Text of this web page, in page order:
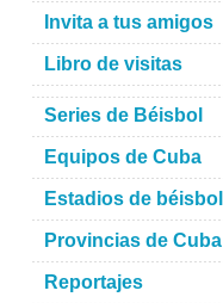
Invita a tus amigos
Libro de visitas
Series de Béisbol
Equipos de Cuba
Estadios de béisbol
Provincias de Cuba
Reportajes